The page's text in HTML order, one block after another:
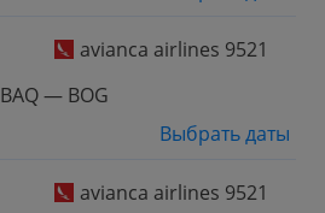
avianca airlines 9521
BAQ — BOG
Выбрать даты
avianca airlines 9521